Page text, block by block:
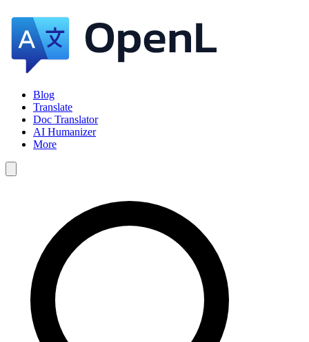
Blog
Translate
Doc Translator
AI Humanizer
More